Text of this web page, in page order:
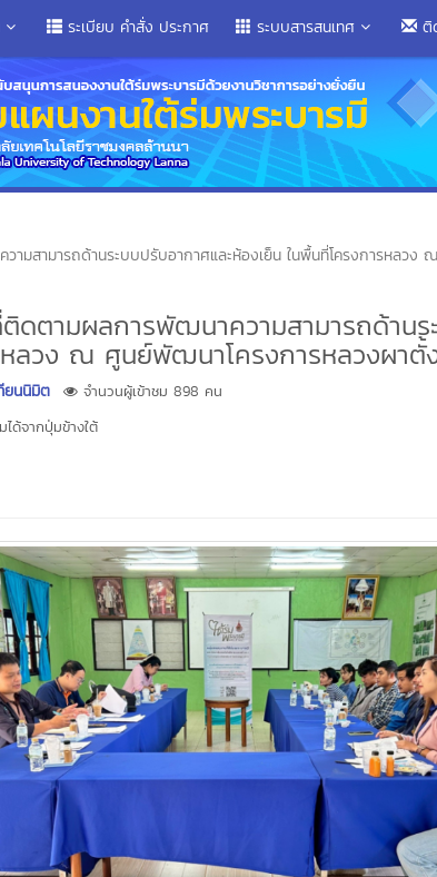
ระเบียบ คำสั่ง ประกาศ ระบบสารสนเทศ ติ
มสามารถด้านระบบปรับอากาศและห้องเย็น ในพื้นที่โครงการหลว
ดตามผลการพัฒนาความสามารถด้านร
หลวง ณ ศูนย์พัฒนาโครงการหลวงผาตั้
ยนนิมิต
จำนวนผู้เข้าชม 898 คน
ด้จากปุ่มข้างใต้